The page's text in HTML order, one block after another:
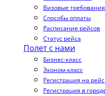
Визовые
Способы оплаты
Расписание рейсов
Статус рейса
Полет с нами
Бизнес-класс
Эконом-класс
Регистрация на рейс
Регистрация в